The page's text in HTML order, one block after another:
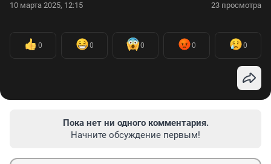
10 марта 2025, 12:15 23 просмотра
0 0 0 0 0
Пока нет ни одного комментария.
Начните обсуждение первым!